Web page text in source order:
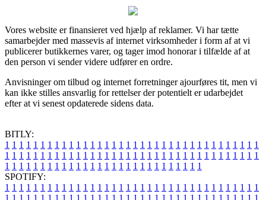
Vores website er finansieret ved hjælp af reklamer. Vi har tætte
samarbejder med massevis af internet virksomheder i form af at vi
publicerer butikkernes varer, og tager imod honorar i tilfælde af at
den person vi sender videre udfører en ordre.
Anvisninger om tilbud og internet forretninger ajourføres tit, men vi
kan ikke stilles ansvarlig for rettelser der potentielt er udarbejdet
efter at vi senest opdaterede sidens data.
BITLY:
1 1 1 1 1 1 1 1 1 1 1 1 1 1 1 1 1 1 1 1 1 1 1 1 1 1 1 1 1 1 1 1 1 1 1 1
1 1 1 1 1 1 1 1 1 1 1 1 1 1 1 1 1 1 1 1 1 1 1 1 1 1 1 1 1 1 1 1 1 1 1 1
1 1 1 1 1 1 1 1 1 1 1 1 1 1 1 1 1 1 1 1 1 1 1 1 1 1 1 1
SPOTIFY:
1 1 1 1 1 1 1 1 1 1 1 1 1 1 1 1 1 1 1 1 1 1 1 1 1 1 1 1 1 1 1 1 1 1 1 1
1 1 1 1 1 1 1 1 1 1 1 1 1 1 1 1 1 1 1 1 1 1 1 1 1 1 1 1 1 1 1 1 1 1 1 1